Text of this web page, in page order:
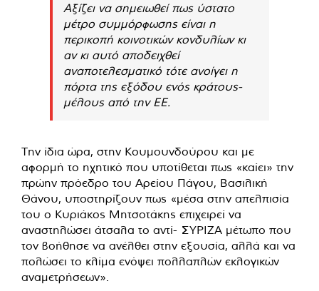
Αξίζει να σημειωθεί πως ύστατο
μέτρο συμμόρφωσης είναι η
περικοπή κοινοτικών κονδυλίων κι
αν κι αυτό αποδειχθεί
αναποτελεσματικό τότε ανοίγει η
πόρτα της εξόδου ενός κράτους-
μέλους από την ΕΕ.
Την ίδια ώρα, στην Κουμουνδούρου και με
αφορμή το ηχητικό που υποτίθεται πως «καίει» την
πρώην πρόεδρο του Αρείου Πάγου, Βασιλική
Θάνου, υποστηρίζουν πως «μέσα στην απελπισία
του ο Κυριάκος Μητσοτάκης επιχειρεί να
αναστηλώσει άτσαλα το αντί- ΣΥΡΙΖΑ μέτωπο που
τον βοήθησε να ανέλθει στην εξουσία, αλλά και να
πολώσει το κλίμα ενόψει πολλαπλών εκλογικών
αναμετρήσεων».